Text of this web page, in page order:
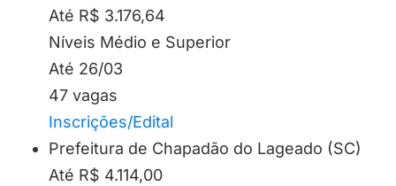
Até R$ 3.176,64
Níveis Médio e Superior
Até 26/03
47 vagas
Inscrições/Edital
Prefeitura de Chapadão do Lageado (SC)
Até R$ 4.114,00